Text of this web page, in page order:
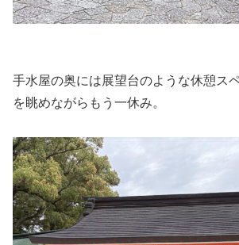
手水屋の奥には展望台のような休憩ス
を眺めながらもう一休み。